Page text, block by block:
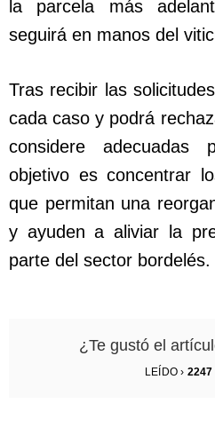
la parcela más
seguirá en manos del
Tras recibir las
cada caso y podrá
considere
objetivo es concentrar
que permitan una
y ayuden a aliviar la
parte del sector bordelés.
¿Te gustó el
LEÍDO › 2247